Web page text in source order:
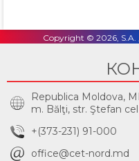
Copyright © 2026, S.A.
Republica Moldova,
m. Bălţi, str. Ştefan
+(373-231) 91-000
office@cet-nord.md